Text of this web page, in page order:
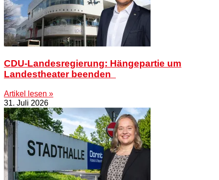
CDU-Landesregierung: Hängepartie um
Landestheater beenden
Artikel lesen »
31. Juli 2026